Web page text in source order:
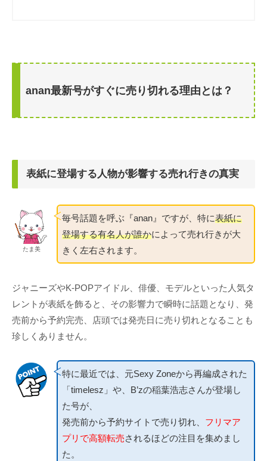
anan最新号がすぐに売り切れる理由とは？
表紙に登場する人物が影響する売れ行きの真実
たま美
毎号話題を呼ぶ『anan』ですが、特に表紙に
登場する有名人が誰かによって売れ行きが大
きく左右されます。
ジャニーズやK-POPアイドル、俳優、モデルといった人気タ
レントが表紙を飾ると、その影響力で瞬時に話題となり、発
売前から予約完売、店頭では発売日に売り切れとなることも
珍しくありません。
特に最近では、元Sexy Zoneから再編成された
「timelesz」や、B’zの稲葉浩志さんが登場し
た号が、
発売前から予約サイトで売り切れ、 フリマア
プリで高額転売されるほどの注目を集めまし
た。